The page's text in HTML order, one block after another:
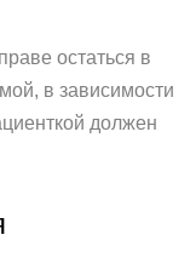
остаться в
в зависимости
должен